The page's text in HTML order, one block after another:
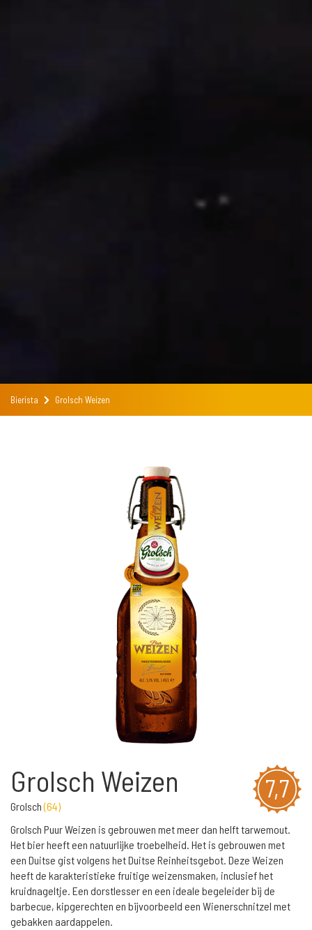
Bierista Grolsch Weizen
7,7
Grolsch Weizen
Grolsch(64)
Grolsch Puur Weizen is gebrouwen met meer dan helft tarwemout.
Het bier heeft een natuurlijke troebelheid. Het is gebrouwen met
een Duitse gist volgens het Duitse Reinheitsgebot. Deze Weizen
heeft de karakteristieke fruitige weizensmaken, inclusief het
kruidnageltje. Een dorstlesser en een ideale begeleider bij de
barbecue, kipgerechten en bijvoorbeeld een Wienerschnitzel met
gebakken aardappelen.